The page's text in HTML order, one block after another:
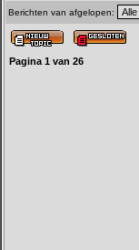
Berichten van afgelopen:
Pagina 1 van 26